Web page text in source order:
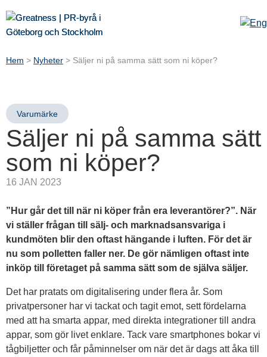
Hem > Nyheter > Säljer ni på samma sätt som ni köper?
Varumärke
Säljer ni på samma sätt
som ni köper?
16 JAN 2023
”Hur går det till när ni köper från era leverantörer?”. När
vi ställer frågan till sälj- och marknadsansvariga i
kundmöten blir den oftast hängande i luften. För det är
nu som polletten faller ner. De gör nämligen oftast inte
inköp till företaget på samma sätt som de själva säljer.
Det har pratats om digitalisering under flera år. Som
privatpersoner har vi tackat och tagit emot, sett fördelarna
med att ha smarta appar, med direkta integrationer till andra
appar, som gör livet enklare. Tack vare smartphones bokar vi
tågbiljetter och får påminnelser om när det är dags att åka till